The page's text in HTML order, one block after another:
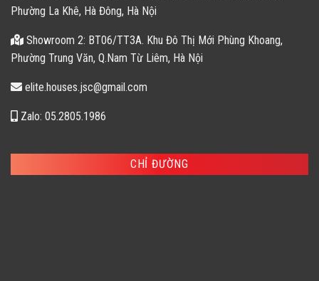
Phường La Khê, Hà Đông, Hà Nội
Showroom 2: BT06/TT3A. Khu Đô Thị Mới Phùng Khoang,
Phường Trung Văn, Q.Nam Từ Liêm, Hà Nội
elite.houses.jsc@gmail.com
Zalo: 05.2805.1986
CHỈ ĐƯỜNG